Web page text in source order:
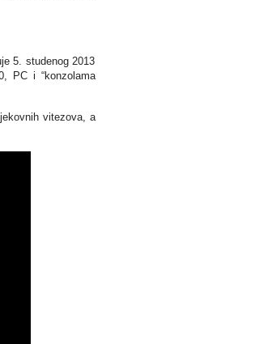
5. studenog 2013
PC i “konzolama
vitezova, a